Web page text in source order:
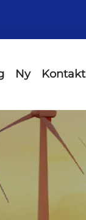
Ny Kontakt